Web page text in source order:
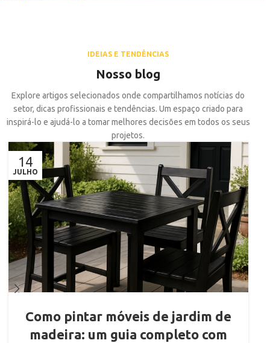
IDEIAS E TENDÊNCIAS
Nosso blog
Explore artigos selecionados onde compartilhamos notícias do
setor, dicas profissionais e tendências. Um espaço criado para
inspirá-lo e ajudá-lo a tomar melhores decisões em todos os seus
projetos.
14
JULHO
Como pintar móveis de jardim de
madeira: um guia completo com